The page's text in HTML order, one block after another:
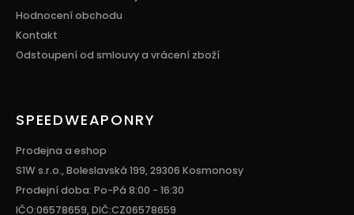
Hodnocení obchodu
Kontakt
Odstoupení od smlouvy a vrácení zboží
SPEEDWEAPONRY
Prodejna a eshop
S1W s.r.o., Boleslavská 199, 29306 Kosmonosy
Prodejní doba: Po-Pá 8:00 - 16:30
IČO:06578659, DIČ:CZ06578659